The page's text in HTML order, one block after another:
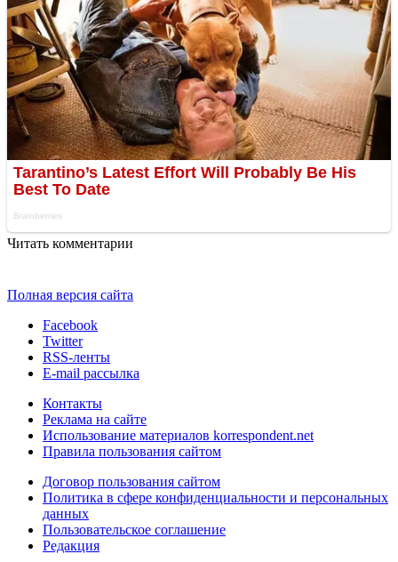
Читать комментарии
Полная версия сайта
Facebook
Twitter
RSS-ленты
E-mail рассылка
Контакты
Реклама на сайте
Использование материалов korrespondent.net
Правила пользования сайтом
Договор пользования сайтом
Политика в сфере конфиденциальности и персональных
данных
Пользовательское соглашение
Редакция